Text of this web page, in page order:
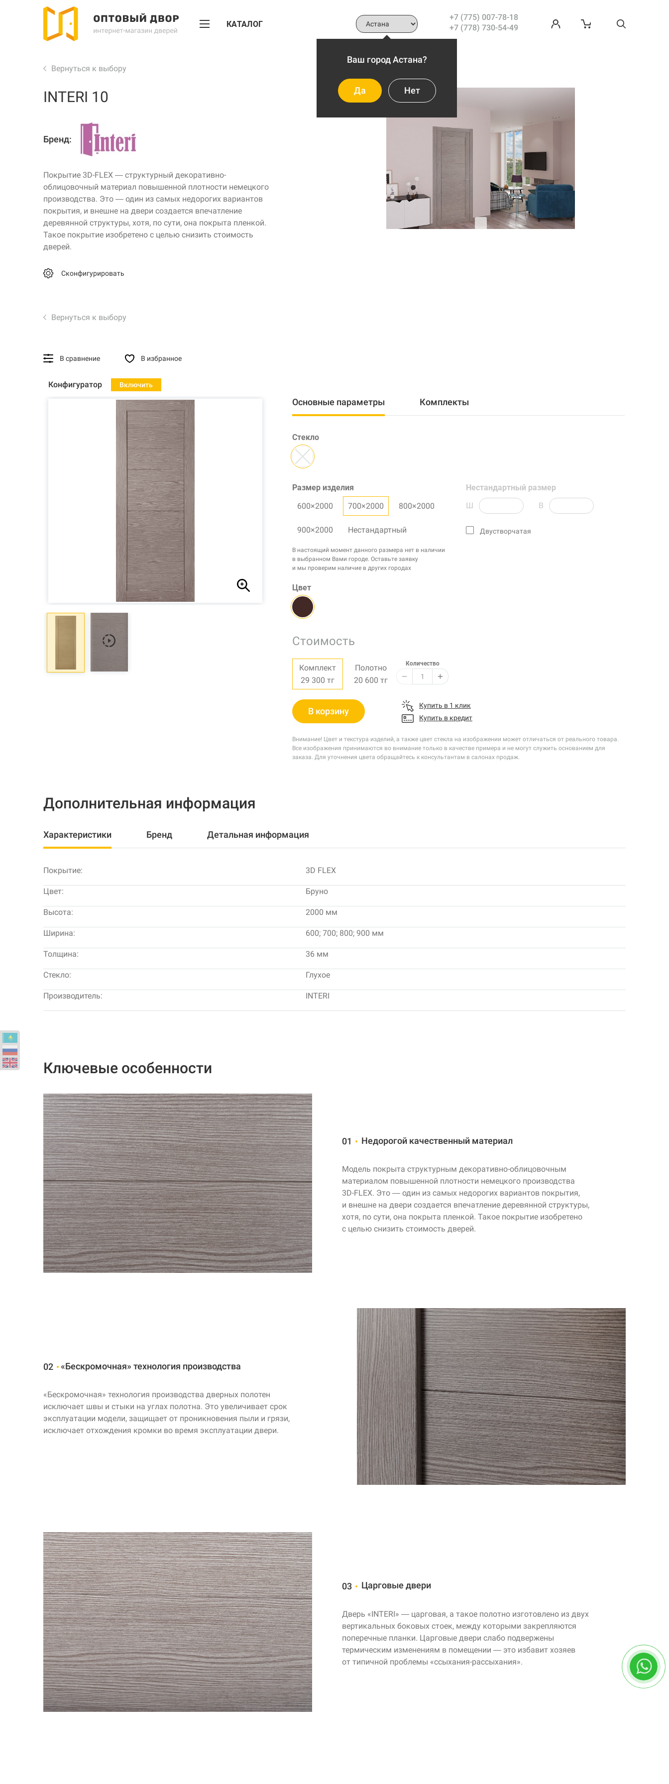
КАТАЛОГ
Ваш город Астана?
Да Нет
+7 (775) 007-78-18
+7 (778) 730-54-49
Вернуться к выбору
INTERI 10
Бренд:
Покрытие 3D-FLEX — структурный декоративно-
облицовочный материал повышенной плотности немецкого
производства. Это — один из самых недорогих вариантов
покрытия, и внешне на двери создается впечатление
деревянной структуры, хотя, по сути, она покрыта пленкой.
Такое покрытие изобретено с целью снизить стоимость
дверей.
Сконфигурировать
Вернуться к выбору
В сравнение В избранное
Конфигуратор Включить
Основные параметры Комплекты
Стекло
Размер изделия
600×2000
700×2000 800×2000
900×2000 Нестандартный
В настоящий момент данного размера нет в наличии
в выбранном Вами городе. Оставьте заявку
и мы проверим наличие в других городах
Нестандартный размер
Ш
В
Двустворчатая
Цвет
Стоимость
Комплект
29 300 тг
Полотно
20 600 тг
Количество
В корзину
Купить в 1 клик
Купить в кредит
Внимание! Цвет и текстура изделий, а также цвет стекла на изображении может отличаться от реального товара.
Все изображения принимаются во внимание только в качестве примера и не могут служить основанием для
заказа. Для уточнения цвета обращайтесь к консультантам в салонах продаж.
Дополнительная информация
Характеристики Бренд Детальная информация
Покрытие: 3D FLEX
Цвет: Бруно
Высота: 2000 мм
Ширина: 600; 700; 800; 900 мм
Толщина: 36 мм
Стекло: Глухое
Производитель: INTERI
Ключевые особенности
01 Недорогой качественный материал
Модель покрыта структурным декоративно-облицовочным
материалом повышенной плотности немецкого производства
3D-FLEX. Это — один из самых недорогих вариантов покрытия,
и внешне на двери создается впечатление деревянной структуры,
хотя, по сути, она покрыта пленкой. Такое покрытие изобретено
с целью снизить стоимость дверей.
02 «Бескромочная» технология производства
«Бескромочная» технология производства дверных полотен
исключает швы и стыки на углах полотна. Это увеличивает срок
эксплуатации модели, защищает от проникновения пыли и грязи,
исключает отхождения кромки во время эксплуатации двери.
03 Царговые двери
Дверь «INTERI» — царговая, а такое полотно изготовлено из двух
вертикальных боковых стоек, между которыми закрепляются
поперечные планки. Царговые двери слабо подвержены
термическим изменениям в помещении — это избавит хозяев
от типичной проблемы «ссыхания-рассыхания».